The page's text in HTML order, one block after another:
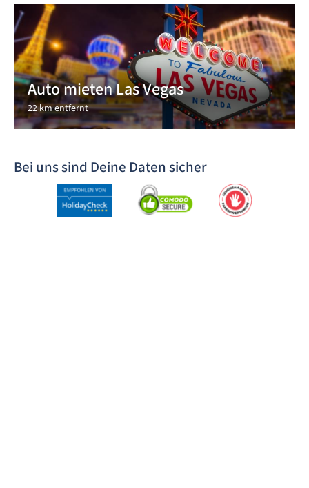
Auto mieten Las Vegas
22 km entfernt
Bei uns sind Deine Daten sicher